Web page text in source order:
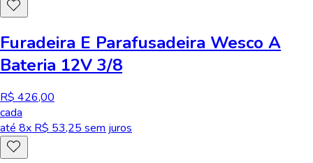
Furadeira E Parafusadeira Wesco A
Bateria 12V 3/8
R$ 426,00
cada
até8x R$53,25sem juros